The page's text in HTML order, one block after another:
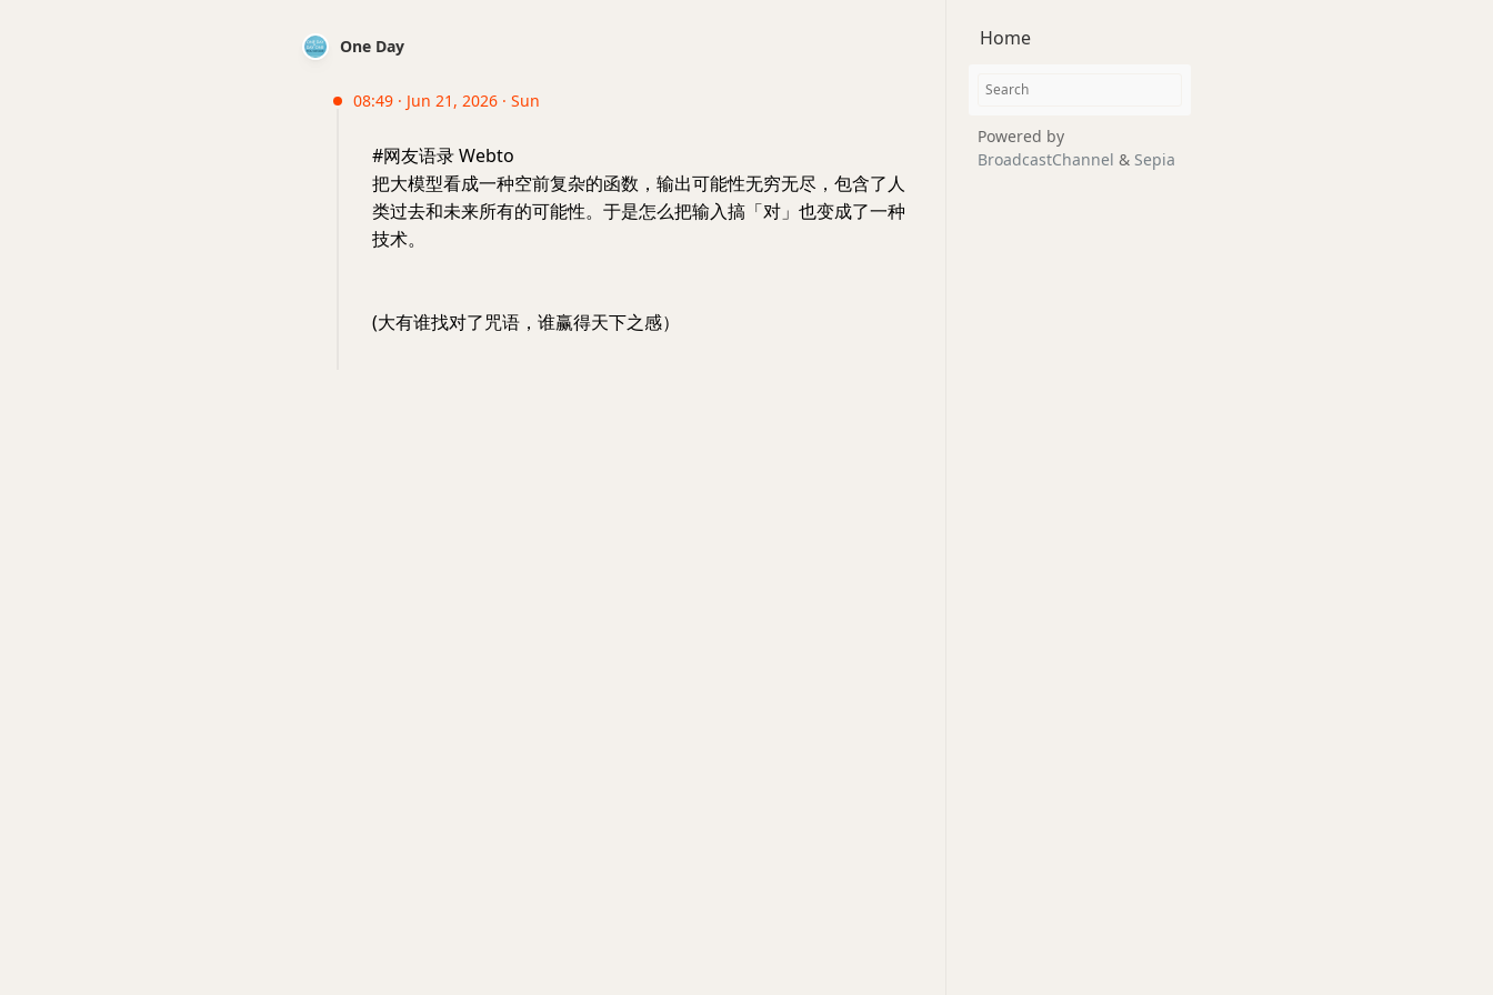
One Day
08:49 · Jun 21, 2026 · Sun
#网友语录 Webto
把大模型看成一种空前复杂的函数，输出可能性无穷无尽，包含了人
类过去和未来所有的可能性。于是怎么把输入搞「对」也变成了一种
技术。
(大有谁找对了咒语，谁赢得天下之感）
Home
Powered by
BroadcastChannel & Sepia